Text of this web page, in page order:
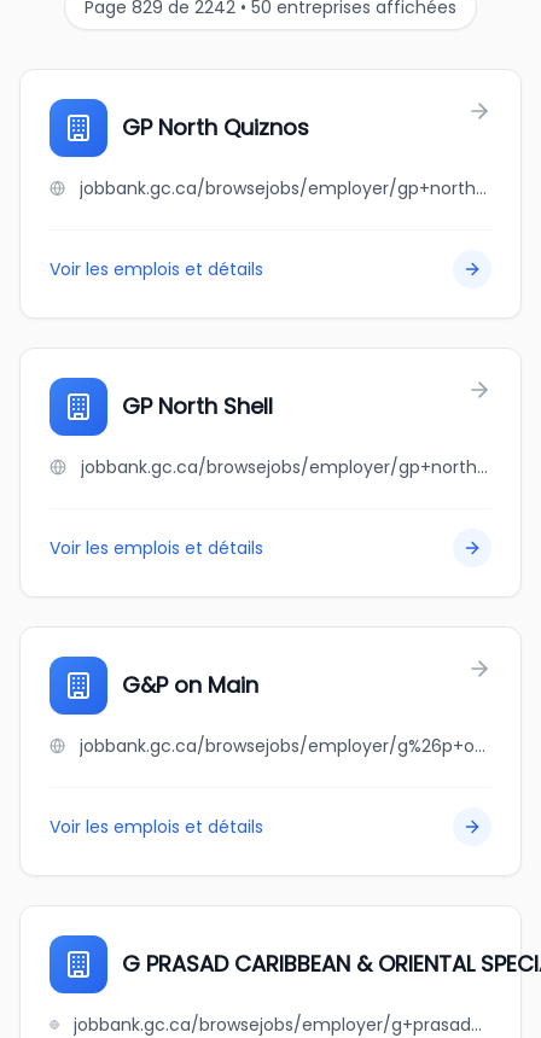
Page 829 de 2242 • 50 entreprises affichées
GP North Quiznos
jobbank.gc.ca/browsejobs/employer/gp+north+quiznos/ca
Voir les emplois et détails
GP North Shell
jobbank.gc.ca/browsejobs/employer/gp+north+shell/ca
Voir les emplois et détails
G&P on Main
jobbank.gc.ca/browsejobs/employer/g%26p+on+main/ca
Voir les emplois et détails
G PRASAD CARIBBEAN & ORIENTAL
jobbank.gc.ca/browsejobs/employer/g+prasad+caribbean+%26+oriental+specialty+foods+inc/ca